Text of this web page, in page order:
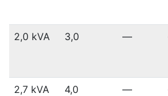
2,0 kVA 3,0 —
2,7 kVA
4,0 —